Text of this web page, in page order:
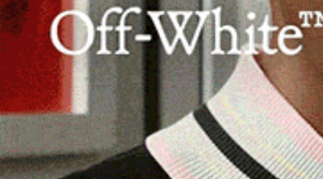
La donna, dopo aver sfondato la porta
un’agenzia di assicurazioni per rubare.
ALGHERO | 17 gennaio 2025.
Giovedì notte i Carabinieri
flagranza di reato una giovane per tentato furto
sorpresa, dopo che aveva sfondato la vetrata della porta
assicurazioni mentre stava mettendo tutto a soqquadro
Bloccata e arrestata, su disposizione della Procura della
domiciliari in attesa dell’udienza di convalida, durante la
l’obbligo di dimora nel comune di residenza.